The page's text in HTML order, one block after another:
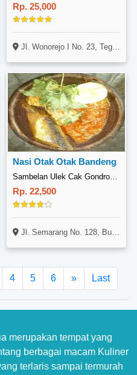
Rp. 25,000
Jl. Wonorejo I No. 23, Tegalsari, Surabaya
Nasi Otak Otak Bandeng
Sambelan Ulek Cak Gondrong, Bubutan
Rp. 22,500
Jl. Semarang No. 128, Bubutan, Surabaya
4 5 6 » Last
merupakan tempat yang
berbagai macam Kuliner
terlaris sampai termurah